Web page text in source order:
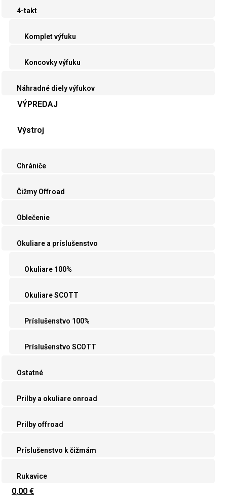
4-takt
Komplet výfuku
Koncovky výfuku
Náhradné diely výfukov
VÝPREDAJ
Výstroj
Chrániče
Čižmy Offroad
Oblečenie
Okuliare a príslušenstvo
Okuliare 100%
Okuliare SCOTT
Príslušenstvo 100%
Príslušenstvo SCOTT
Ostatné
Prilby a okuliare onroad
Prilby offroad
Príslušenstvo k čižmám
Rukavice
0,00 €